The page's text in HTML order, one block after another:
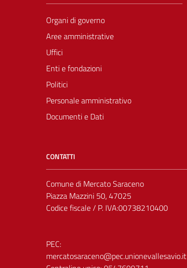
Organi di governo
Aree amministrative
Uffici
Enti e fondazioni
Politici
Personale amministrativo
Documenti e Dati
CONTATTI
Comune di Mercato Saraceno
Piazza Mazzini 50, 47025
Codice fiscale / P. IVA:00738210400
PEC:
mercatosaraceno@pec.unionevallesavio.it